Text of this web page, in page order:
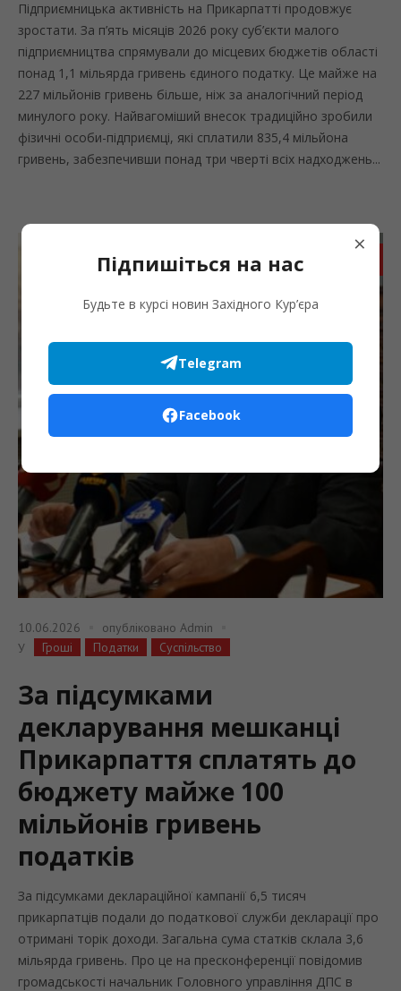
Підприємницька активність на Прикарпатті продовжує
зростати. За п’ять місяців 2026 року суб’єкти малого
підприємництва спрямували до місцевих бюджетів області
понад 1,1 мільярда гривень єдиного податку. Це майже на
227 мільйонів гривень більше, ніж за аналогічний період
минулого року. Найвагоміший внесок традиційно зробили
фізичні особи-підприємці, які сплатили 835,4 мільйона
гривень, забезпечивши понад три чверті всіх надходжень...
10.06.2026 опубліковано Admin
У
Гроші Податки Суспільство
За підсумками
декларування мешканці
Прикарпаття сплатять до
бюджету майже 100
мільйонів гривень
податків
За підсумками деклараційної кампанії 6,5 тисяч
прикарпатців подали до податкової служби декларації про
отримані торік доходи. Загальна сума статків склала 3,6
мільярда гривень. Про це на пресконференції повідомив
громадськості начальник Головного управління ДПС в
×
Підпишіться на нас
Будьте в курсі новин Західного Кур’єра
Telegram
Facebook